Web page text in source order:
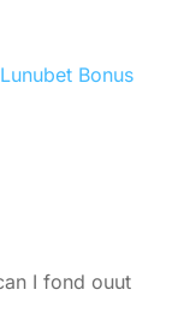
Lunubet Bonus
I fond ouut